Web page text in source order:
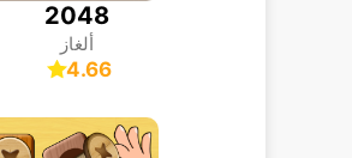
2048
ألغاز
4.66